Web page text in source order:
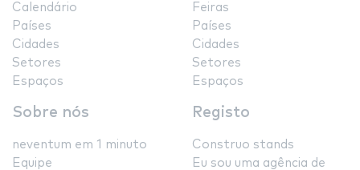
Calendário
Países
Cidades
Setores
Espaços
Feiras
Países
Cidades
Setores
Espaços
Sobre nós
neventum em 1 minuto
Equipe
Registo
Construo stands
Eu sou uma agência de